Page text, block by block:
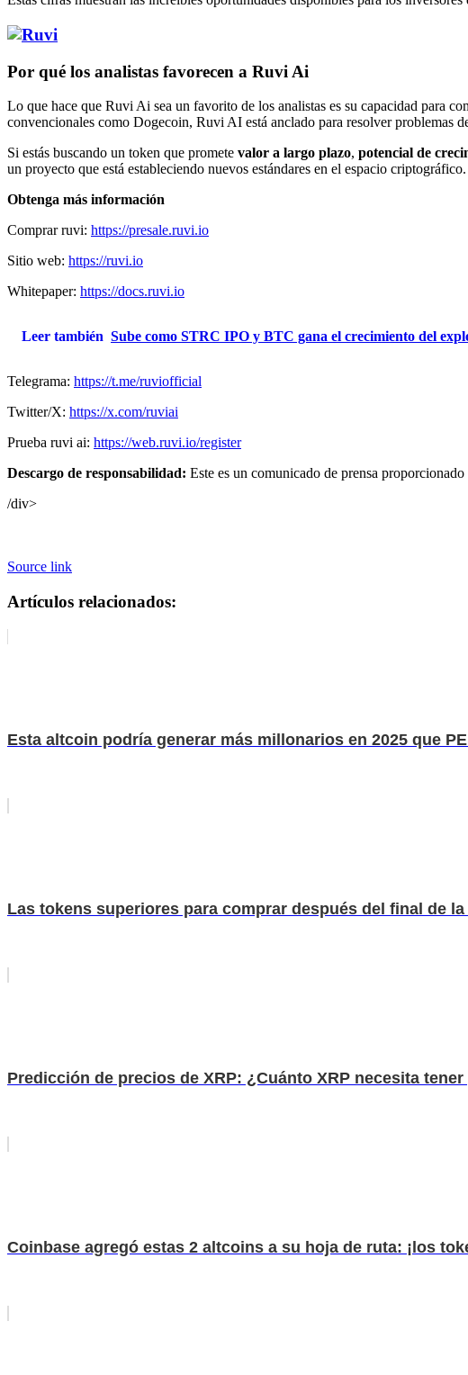
Por qué los analistas favorecen a Ruvi Ai
Lo que hace que Ruvi Ai sea un favorito de los analistas es su capacidad para
convencionales como Dogecoin, Ruvi AI está anclado para resolver problemas
Si estás buscando un token que promete valor a largo plazo, potencial de
un proyecto que está estableciendo nuevos estándares en el espacio criptográfico.
Obtenga más información
Comprar ruvi: https://presale.ruvi.io
Sitio web: https://ruvi.io
Whitepaper: https://docs.ruvi.io
Leer también Sube como STRC IPO y BTC gana el crecimiento del
Telegrama: https://t.me/ruviofficial
Twitter/X: https://x.com/ruviai
Prueba ruvi ai: https://web.ruvi.io/register
Descargo de responsabilidad: Este es un comunicado de prensa
/div>
Source link
Artículos relacionados:
Esta altcoin podría generar más millonarios en 2025 que
Las tokens superiores para comprar después del final de
Predicción de precios de XRP: ¿Cuánto XRP necesita
Coinbase agregó estas 2 altcoins a su hoja de ruta: ¡los